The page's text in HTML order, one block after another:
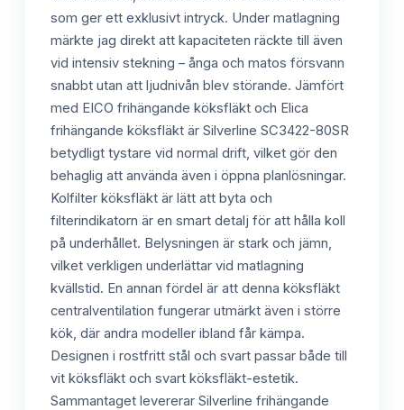
som ger ett exklusivt intryck. Under matlagning
märkte jag direkt att kapaciteten räckte till även
vid intensiv stekning – ånga och matos försvann
snabbt utan att ljudnivån blev störande. Jämfört
med EICO frihängande köksfläkt och Elica
frihängande köksfläkt är Silverline SC3422-80SR
betydligt tystare vid normal drift, vilket gör den
behaglig att använda även i öppna planlösningar.
Kolfilter köksfläkt är lätt att byta och
filterindikatorn är en smart detalj för att hålla koll
på underhållet. Belysningen är stark och jämn,
vilket verkligen underlättar vid matlagning
kvällstid. En annan fördel är att denna köksfläkt
centralventilation fungerar utmärkt även i större
kök, där andra modeller ibland får kämpa.
Designen i rostfritt stål och svart passar både till
vit köksfläkt och svart köksfläkt-estetik.
Sammantaget levererar Silverline frihängande